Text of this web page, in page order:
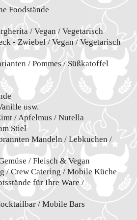
Foodstände
/ Vegan / Vegetarisch
- Zwiebel / Vegan / Vegetarisch
/ Pommes / Süßkatoffel
usw.
/ Apfelmus / Nutella
Stiel
Mandeln / Lebkuchen /
/ Fleisch & Vegan
/ Crew Catering / Mobile Küche
für Ihre Ware /
/ Mobile Bars